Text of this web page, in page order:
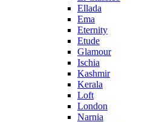
Ellada
Ema
Eternity
Etude
Glamour
Ischia
Kashmir
Kerala
Loft
London
Narnia